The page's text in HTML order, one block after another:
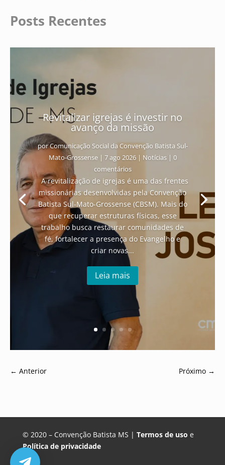
Posts Recentes
Revitalizar igrejas é investir no
avanço da missão
porComunicação Social da Convenção Batista Sul-
Mato-Grossense| 7 ago 2026| Notícias| 0
comentários
A revitalização de igrejas é uma das frentes
missionárias desenvolvidas pela Convenção
Batista Sul-Mato-Grossense (CBSM). Mais do
que recuperar estruturas físicas, esse
trabalho busca restaurar comunidades de
fé, fortalecer a presença do Evangelho e
criar novas...
Leia mais
← Anterior Próximo →
© 2020 – Convenção Batista MS | Termos de uso e
Política de privacidade